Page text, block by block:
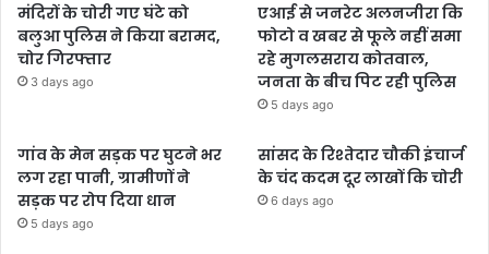
मंदिरों के चोरी गए घंटे को
बलुआ पुलिस ने किया बरामद,
चोर गिरफ्तार
3 days ago
एआई से जनरेट अलनजीरा कि
फोटो व खबर से फूले नहीं समा
रहे मुगलसराय कोतवाल,
जनता के बीच पिट रही पुलिस
5 days ago
गांव के मेन सड़क पर घुटने भर
लग रहा पानी, ग्रामीणों ने
सड़क पर रोप दिया धान
5 days ago
सांसद के रिश्तेदार चौकी इंचार्ज
के चंद कदम दूर लाखों कि चोरी
6 days ago